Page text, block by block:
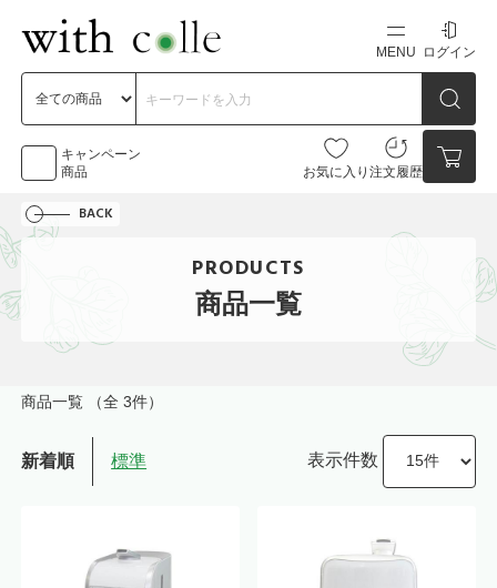
MENU
新規会員登録
ログイン
キャンペーン
商品
お気に入り 注文履歴
0点
BACK
PRODUCTS
商品一覧
商品一覧 （全 3件）
新着順 標準 表示件数